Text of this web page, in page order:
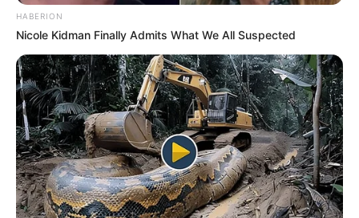
Laras Kinanda Nyimas Ratu Rafa
Shenina Cinnamon Megan Domani
HABERION
Nicole Kidman Finally Admits What We All Suspected